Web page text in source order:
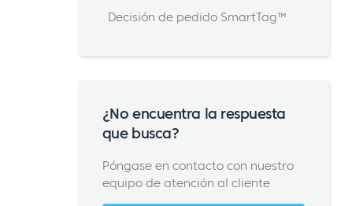
Decisión de pedido SmartTag™
¿No encuentra la respuesta
que busca?
Póngase en contacto con nuestro
equipo de atención al cliente